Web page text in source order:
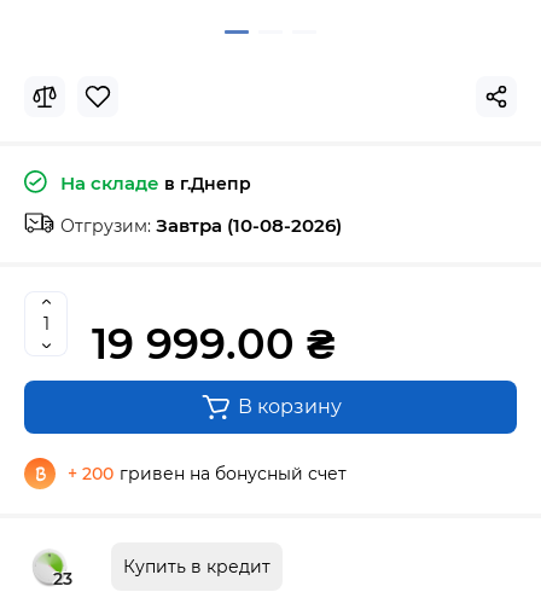
На складе в г.Днепр
Отгрузим: Завтра (10-08-2026)
19 999.00 ₴
В корзину
+ 200 гривен на бонусный счет
23
Купить в кредит